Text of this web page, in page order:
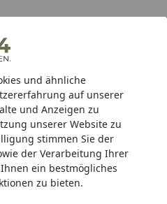
und ähnliche
auf unserer
und Anzeigen zu
unserer Website zu
stimmen Sie der
der Verarbeitung Ihrer
ein bestmögliches
zu bieten.
Hotline
Sandfilteranlage & Pool-
bis 468,99€)